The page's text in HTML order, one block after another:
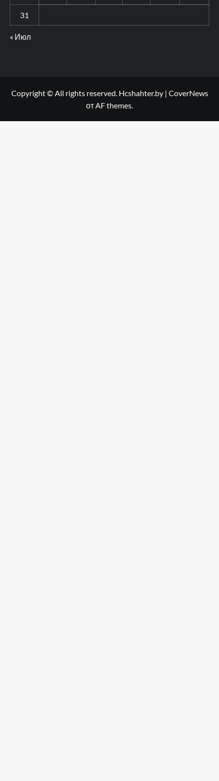
31
« Июл
Copyright © All rights reserved. Hcshahter.by | CoverNews
от AF themes.